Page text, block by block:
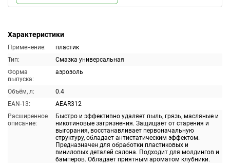
Характеристики
Применение:
пластик
Тип:
Смазка универсальная
Форма
выпуска:
аэрозоль
Объём, л:
0.4
EAN-13:
AEAR312
Расширенное
описание:
Быстро и эффективно удаляет пыль, грязь, масляные и
никотиновые загрязнения. Защищает от старения и
выгорания, восстанавливает первоначальную
структуру, обладает антистатическим эффектом.
Предназначен для обработки пластиковых и
виниловых деталей салона. Подходит для молдингов и
бамперов. Обладает приятным ароматом клубники.